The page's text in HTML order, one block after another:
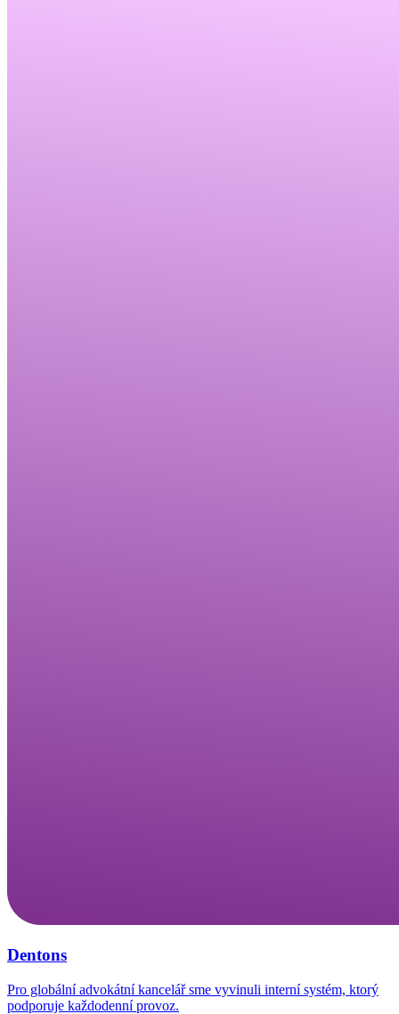
Dentons
Pro globální advokátní kancelář sme vyvinuli interní systém, ktorý
podporuje každodenní provoz.